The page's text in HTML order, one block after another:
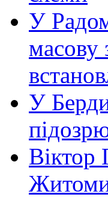
У
масову
У
Віктор